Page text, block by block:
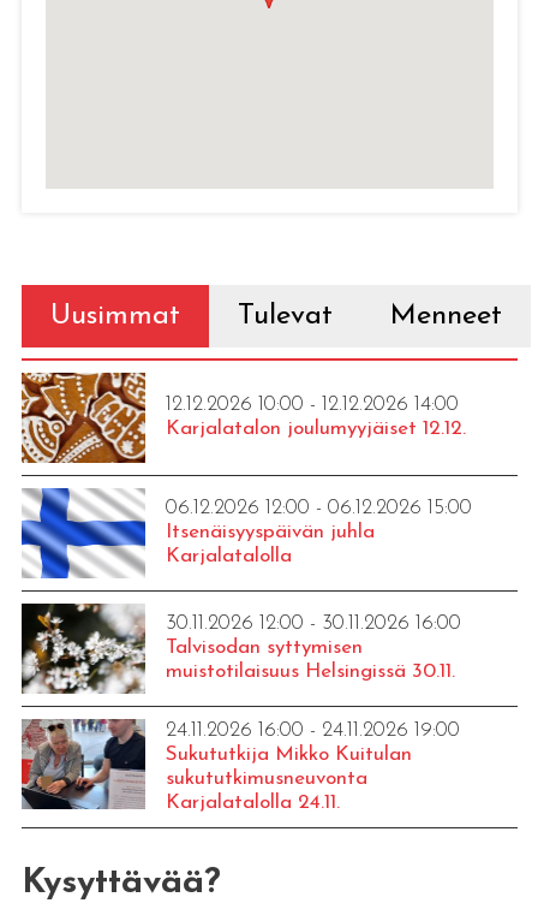
Uusimmat Tulevat Menneet
12.12.2026 10:00 - 12.12.2026 14:00
Karjalatalon joulumyyjäiset 12.12.
06.12.2026 12:00 - 06.12.2026 15:00
Itsenäisyyspäivän juhla
Karjalatalolla
30.11.2026 12:00 - 30.11.2026 16:00
Talvisodan syttymisen
muistotilaisuus Helsingissä 30.11.
24.11.2026 16:00 - 24.11.2026 19:00
Sukututkija Mikko Kuitulan
sukututkimusneuvonta
Karjalatalolla 24.11.
Kysyttävää?